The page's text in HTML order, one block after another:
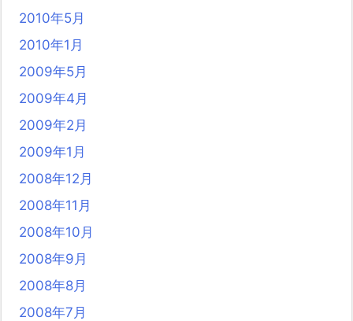
2010年5月
2010年1月
2009年5月
2009年4月
2009年2月
2009年1月
2008年12月
2008年11月
2008年10月
2008年9月
2008年8月
2008年7月